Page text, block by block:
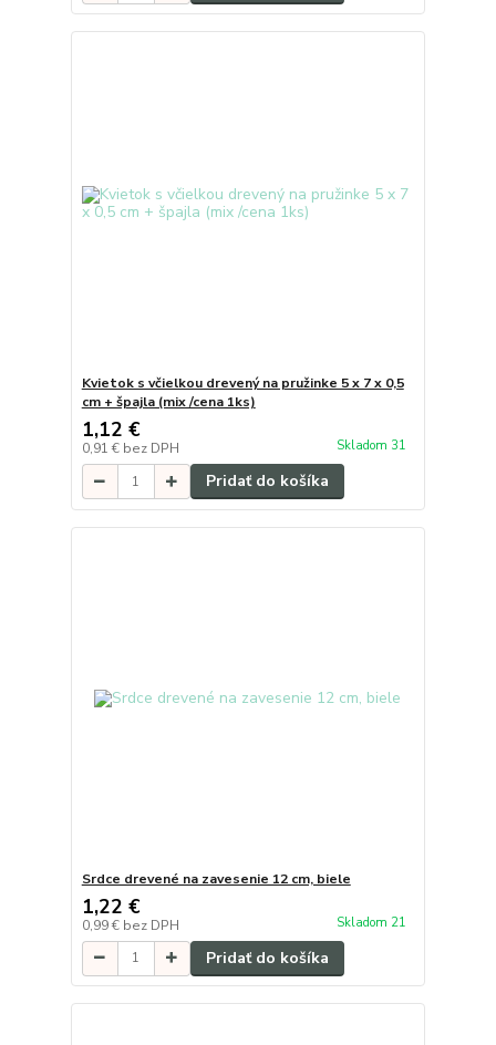
Kvietok s včielkou drevený na pružinke 5 x 7 x 0,5
cm + špajla (mix /cena 1ks)
1,12 €
0,91 € bez DPH Skladom 31
Pridať do košíka
Srdce drevené na zavesenie 12 cm, biele
1,22 €
0,99 € bez DPH Skladom 21
Pridať do košíka